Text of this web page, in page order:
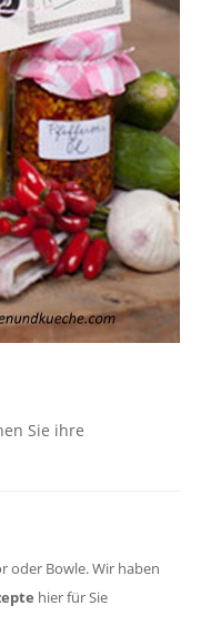
Sie ihre
oder Bowle. Wir haben
hier für Sie